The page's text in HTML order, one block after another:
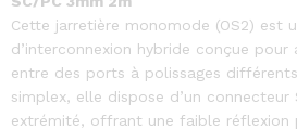
Cette jarretière monomode (OS2) est
d’interconnexion hybride conçue pour
entre des ports à polissages
simplex, elle dispose d’un connecteur
extrémité, offrant une faible réflexion